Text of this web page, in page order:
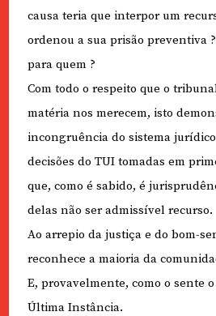
causa teria que interpor um
ordenou a sua prisão preventiva
para quem ?
Com todo o respeito que o
matéria nos merecem, isto
incongruência do sistema
decisões do TUI tomadas em
que, como é sabido, é
delas não ser admissível recurso.
Ao arrepio da justiça e do bom-
reconhece a maioria da
E, provavelmente, como o sente
Última Instância.